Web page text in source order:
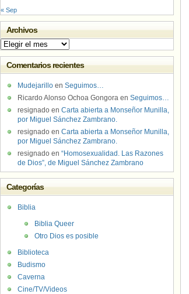
« Sep
Archivos
Archivos
Comentarios recientes
Mudejarillo en Seguimos…
Ricardo Alonso Ochoa Gongora en Seguimos…
resignado en Carta abierta a Monseñor Munilla,
por Miguel Sánchez Zambrano.
resignado en Carta abierta a Monseñor Munilla,
por Miguel Sánchez Zambrano.
resignado en “Homosexualidad. Las Razones
de Dios”, de Miguel Sánchez Zambrano
Categorías
Biblia
Biblia Queer
Otro Dios es posible
Biblioteca
Budismo
Caverna
Cine/TV/Videos